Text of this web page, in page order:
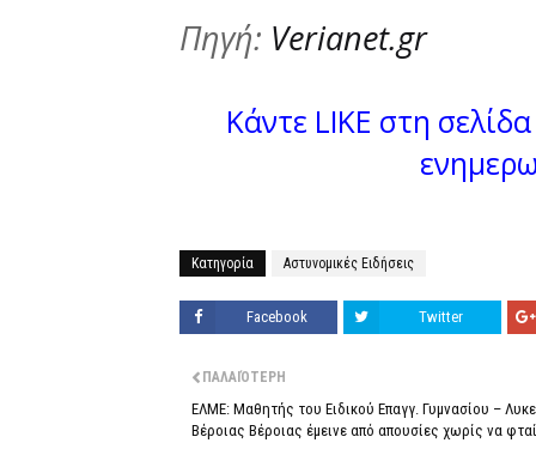
Πηγή: Verianet.gr
Κάντε LIKE στη
Κατηγορία Αστυνομικές Ειδήσεις
Facebook Twitter
ΠΑΛΑΙΌΤΕΡΗ
ΕΛΜΕ: Μαθητής του Ειδικού Επαγγ. Γυμνασίου –
Βέροιας Βέροιας έμεινε από απουσίες χωρίς να